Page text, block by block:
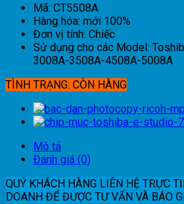
Mã: CT5508A
Hàng hóa: mới 100%
Đơn vị tính: Chiếc
Sử dụng cho các Model:
3008A-3508A-4508A-5008A
TÌNH TRẠNG: CÒN HÀNG
Mô tả
Đánh giá (0)
QUÝ KHÁCH HÀNG LIÊN HỆ TRỰC
DOANH ĐỂ ĐƯỢC TƯ VẤN VÀ BÁO